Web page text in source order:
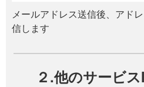
メールアドレス送信後、アド
信します
２.他のサービ